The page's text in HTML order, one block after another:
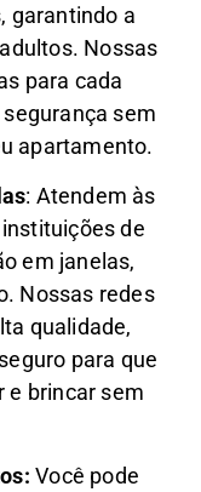
garantindo a
Nossas
para cada
sem
apartamento.
: Atendem às
de
em janelas,
Nossas redes
qualidade,
para que
e brincar sem
Você pode